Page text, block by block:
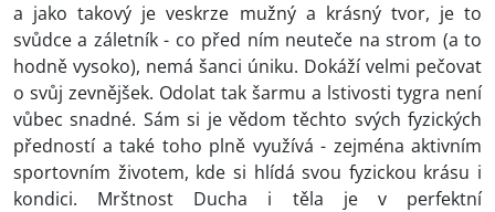
a jako takový je veskrze mužný a krásný tvor, je to
svůdce a záletník - co před ním neuteče na strom (a to
hodně vysoko), nemá šanci úniku. Dokáží velmi pečovat
o svůj zevnějšek. Odolat tak šarmu a lstivosti tygra není
vůbec snadné. Sám si je vědom těchto svých fyzických
předností a také toho plně využívá - zejména aktivním
sportovním životem, kde si hlídá svou fyzickou krásu i
kondici. Mrštnost Ducha i těla je v perfektní